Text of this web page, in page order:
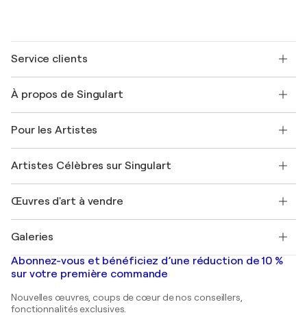
Service clients
Expédition
Offrir une carte cadeau
Rejoignez notre programme commercial
Mon compte
+33 1 76 44 06 42
À propos de Singulart
FAQ
Magazine Singulart
Emplois
Découvrez une sélection d'art original
Pour les Artistes
Se connecter en tant qu'Artiste
Artistes Célèbres sur Singulart
Marc Chagall
Banksy
Mr. Brainwash
Shepard Fairey
Œuvres d'art à vendre
Tableaux abstraits à vendre
Peintures de paysage
Estampes
Peintures acryliques
Galeries
Galeries d'art en France
Galeries d'art en Belgique
Abonnez-vous et bénéficiez d’une réduction de 10 %
sur votre première commande
Nouvelles œuvres, coups de cœur de nos conseillers,
fonctionnalités exclusives.